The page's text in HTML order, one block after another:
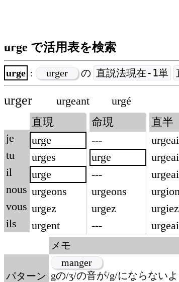
urge で活用表を検索
urge : urger の 直説法現在-1単
urger urgeant urgé
je
tu
il
nous
vous
ils
直現
urge
urges
urge
urgeons
urgez
urgent
命現
---
urge
---
urgeons
urgez
---
直半
urgiez
メモ
パターン
manger
gの/ʒ/の音が/g/にならない